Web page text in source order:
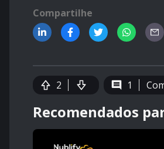
Compartilhe
2 1
Recomendados